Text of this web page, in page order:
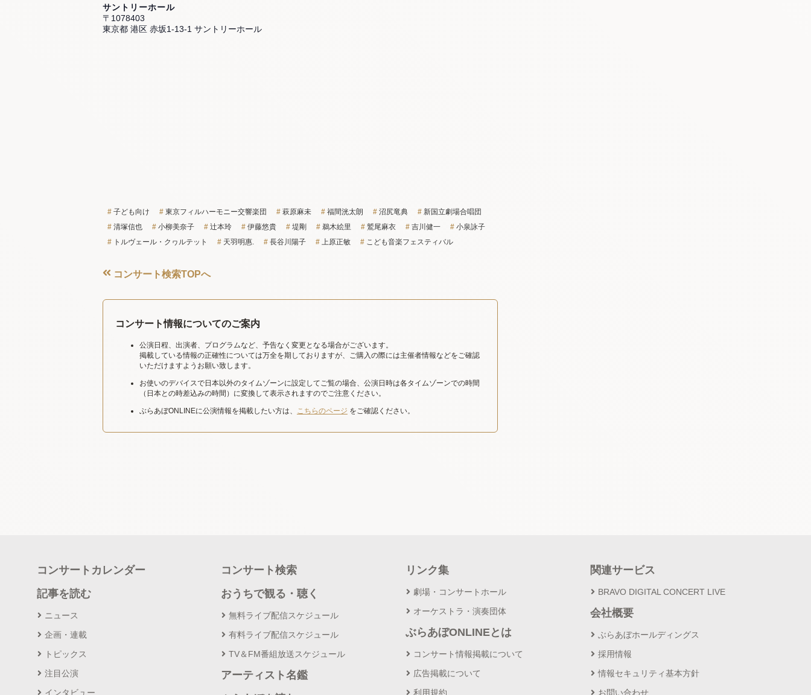
サントリーホール
〒1078403
東京都 港区 赤坂1-13-1 サントリーホール
子ども向け 東京フィルハーモニー交響楽団 萩原麻未 福間洸太朗 沼尻竜典
新国立劇場合唱団
清塚信也
小柳美奈子 辻本玲 伊藤悠貴 堤剛 鵜木絵里 鷲尾麻衣 吉川健一
小泉詠子
トルヴェール・クヮルテット
天羽明惠. 長谷川陽子 上原正敏 こども音楽フェスティバル
コンサート検索TOPへ
コンサート情報についてのご案内
公演日程、出演者、プログラムなど、予告なく変更となる場合がございます。
掲載している情報の正確性については万全を期しておりますが、ご購入の際には主催者情報などをご確認
いただけますようお願い致します。
お使いのデバイスで日本以外のタイムゾーンに設定してご覧の場合、公演日時は各タイムゾーンでの時間
（日本との時差込みの時間）に変換して表示されますのでご注意ください。
ぶらあぼONLINEに公演情報を掲載したい方は、 こちらのページ をご確認ください。
コンサートカレンダー
記事を読む
ニュース
企画・連載
トピックス
注目公演
インタビュー
コンサート検索
おうちで観る・聴く
無料ライブ配信スケジュール
有料ライブ配信スケジュール
TV＆FM番組放送スケジュール
アーティスト名鑑
リンク集
劇場・コンサートホール
オーケストラ・演奏団体
ぶらあぼONLINEとは
コンサート情報掲載について
広告掲載について
利用規約
関連サービス
BRAVO DIGITAL CONCERT LIVE
会社概要
ぶらあぼホールディングス
採用情報
情報セキュリティ基本方針
お問い合わせ